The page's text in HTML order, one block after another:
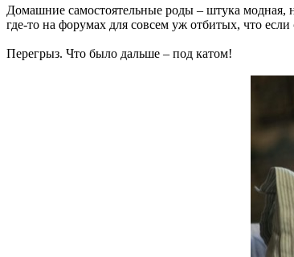
Домашние самостоятельные роды – штука модная,
где-то на форумах для совсем уж отбитых, что
Перегрыз. Что было дальше – под катом!